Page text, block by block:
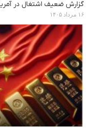
گزارش ضعیف اشتغال در آمریکا، طلا و
۱۶ مرداد ۱۴۰۵